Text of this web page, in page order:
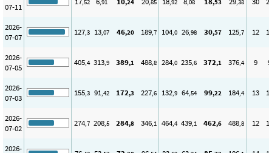
07-11
,52 ,91 ,24 ,85 ,92 ,08 ,53 ,38
2026-
07-07
127,3 13,07 46,20 189,7 104,0 26,98 30,57 125,7 12
2026-
07-05
405,4 313,9 389,1 488,8 284,0 235,6 372,1 376,4 9 9
2026-
07-03
155,3 91,42 172,3 227,6 132,9 64,54 99,22 184,4 13
2026-
07-02
274,7 208,5 284,8 346,1 464,4 439,1 462,6 488,8 12
2026-